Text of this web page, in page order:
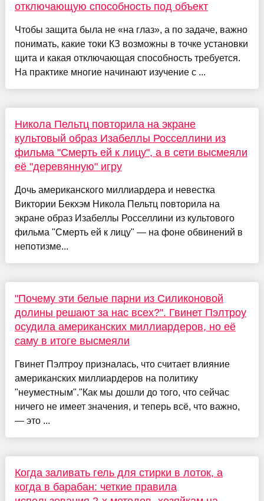
отключающую способность под объект
Чтобы защита была не «на глаз», а по задаче, важно
понимать, какие токи КЗ возможны в точке установки
щита и какая отключающая способность требуется.
На практике многие начинают изучение с ...
Никола Пельтц повторила на экране
культовый образ Изабеллы Росселлини из
фильма "Смерть ей к лицу", а в сети высмеяли
её "деревянную" игру
Дочь американского миллиардера и невестка
Виктории Бекхэм Никола Пельтц повторила на
экране образ Изабеллы Росселлини из культового
фильма "Смерть ей к лицу" — на фоне обвинений в
непотизме...
"Почему эти белые парни из Силиконовой
долины решают за нас всех?". Гвинет Пэлтроу
осудила американских миллиардеров, но её
саму в итоге высмеяли
Гвинет Пэлтроу призналась, что считает влияние
американских миллиардеров на политику
"неуместным"."Как мы дошли до того, что сейчас
ничего не имеет значения, и теперь всё, что важно,
— это ...
Когда заливать гель для стирки в лоток, а
когда в барабан: четкие правила